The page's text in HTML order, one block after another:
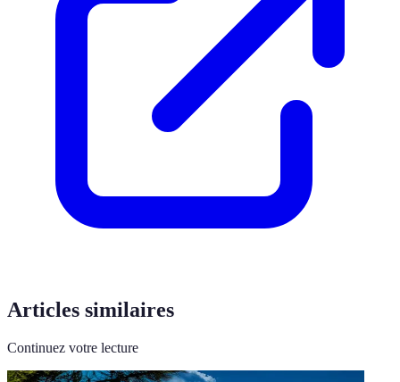
Articles similaires
Continuez votre lecture